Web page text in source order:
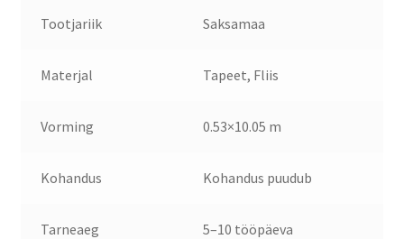
Tootjariik Saksamaa
Materjal Tapeet, Fliis
Vorming 0.53×10.05 m
Kohandus Kohandus puudub
Tarneaeg 5–10 tööpäeva